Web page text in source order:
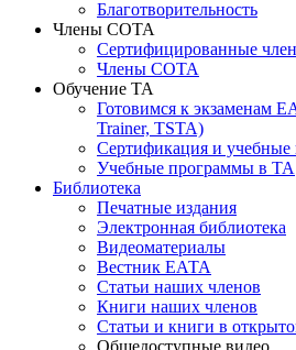
Благотворительность
Члены СОТА
Сертифицированные
Члены СОТА
Обучение ТА
Готовимся к экзаменам
Trainer, TSTA)
Сертификация и
Учебные программы в ТА
Библиотека
Печатные издания
Электронная библиотека
Видеоматериалы
Вестник ЕАТА
Статьи наших членов
Книги наших членов
Статьи и книги в